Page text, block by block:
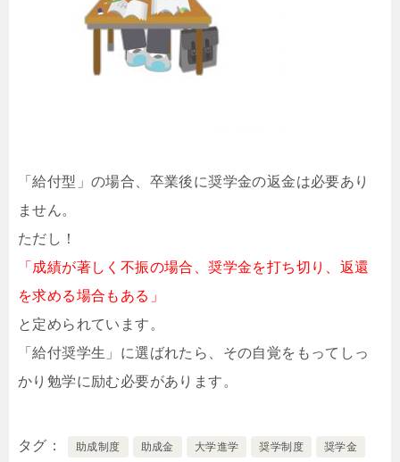
「給付型」の場合、卒業後に奨学金の返金は必要あり
ません。
ただし！
「成績が著しく不振の場合、奨学金を打ち切り、返還
を求める場合もある」
と定められています。
「給付奨学生」に選ばれたら、その自覚をもってしっ
かり勉学に励む必要があります。
タグ 助成制度 助成金 大学進学 奨学制度 奨学金